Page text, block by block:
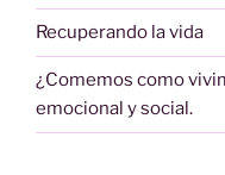
Recuperando la vida
¿Comemos como
emocional y social.